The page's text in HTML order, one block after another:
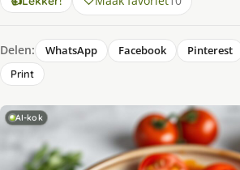
Delen: WhatsApp Facebook Pinterest
Print
AI-kok